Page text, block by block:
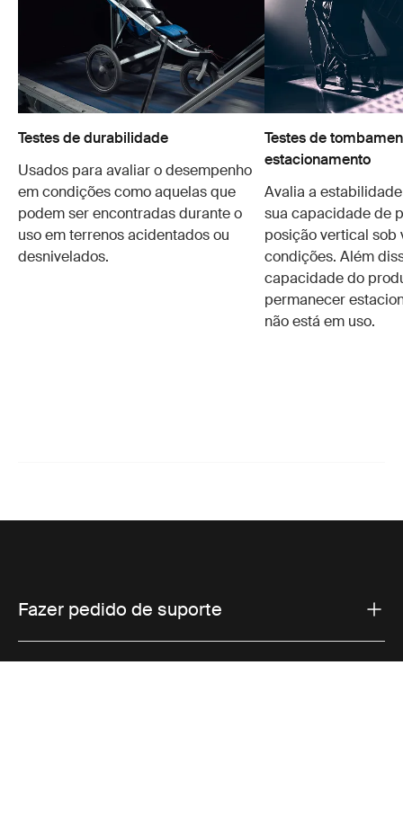
Testes de durabilidade
Usados para avaliar o desempenho
em condições como aquelas que
podem ser encontradas durante o
uso em terrenos acidentados ou
desnivelados.
Testes de
estacionamento
Avalia a
sua capacidade de
posição vertical sob
condições. Além
capacidade do
permanecer
não está em uso.
Fazer pedido de suporte